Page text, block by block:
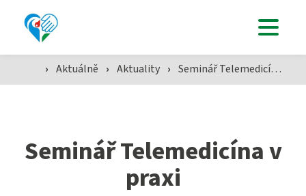
Uchazeči
Studenti
› Aktuálně › Aktuality › Seminář Telemedicína v praxi
Seminář Telemedicína v
praxi